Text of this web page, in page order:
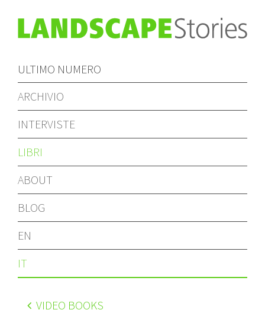
ULTIMO NUMERO
ARCHIVIO
INTERVISTE
LIBRI
ABOUT
BLOG
EN
IT
VIDEO BOOKS